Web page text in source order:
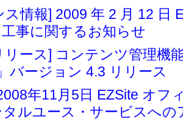
ス情報] 2009 年 2 月 12 日
事に関するお知らせ
リース] コンテンツ管理機
バージョン 4.3 リリース
年11月5日 EZSite オ
タルユース・サービスへ